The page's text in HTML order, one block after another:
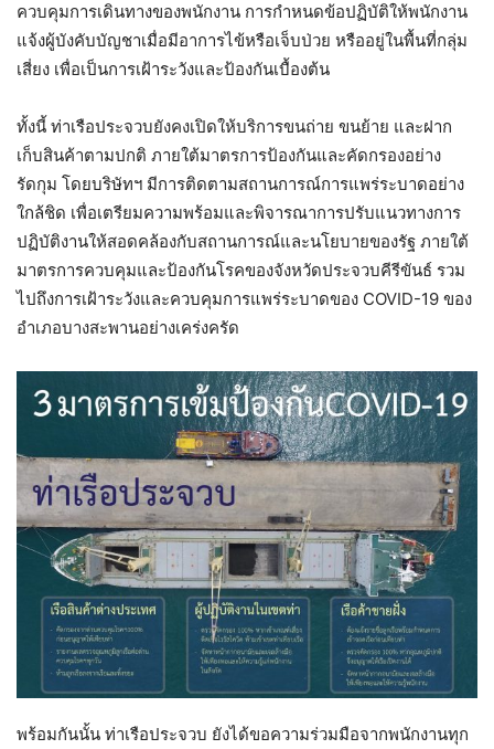
ควบคุมการเดินทางของพนักงาน การกำหนดข้อปฏิบัติให้พนักงาน
แจ้งผู้บังคับบัญชาเมื่อมีอาการไข้หรือเจ็บป่วย หรืออยู่ในพื้นที่กลุ่ม
เสี่ยง เพื่อเป็นการเฝ้าระวังและป้องกันเบื้องต้น
ทั้งนี้ ท่าเรือประจวบยังคงเปิดให้บริการขนถ่าย ขนย้าย และฝาก
เก็บสินค้าตามปกติ ภายใต้มาตรการป้องกันและคัดกรองอย่าง
รัดกุม โดยบริษัทฯ มีการติดตามสถานการณ์การแพร่ระบาดอย่าง
ใกล้ชิด เพื่อเตรียมความพร้อมและพิจารณาการปรับแนวทางการ
ปฏิบัติงานให้สอดคล้องกับสถานการณ์และนโยบายของรัฐ ภายใต้
มาตรการควบคุมและป้องกันโรคของจังหวัดประจวบคีรีขันธ์ รวม
ไปถึงการเฝ้าระวังและควบคุมการแพร่ระบาดของ COVID-19 ของ
อำเภอบางสะพานอย่างเคร่งครัด
พร้อมกันนั้น ท่าเรือประจวบ ยังได้ขอความร่วมมือจากพนักงานทุก